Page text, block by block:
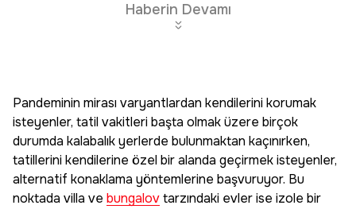
Haberin Devamı
Pandeminin mirası varyantlardan kendilerini korumak
isteyenler, tatil vakitleri başta olmak üzere birçok
durumda kalabalık yerlerde bulunmaktan kaçınırken,
tatillerini kendilerine özel bir alanda geçirmek isteyenler,
alternatif konaklama yöntemlerine başvuruyor. Bu
noktada villa ve bungalovtarzındaki evler ise izole bir